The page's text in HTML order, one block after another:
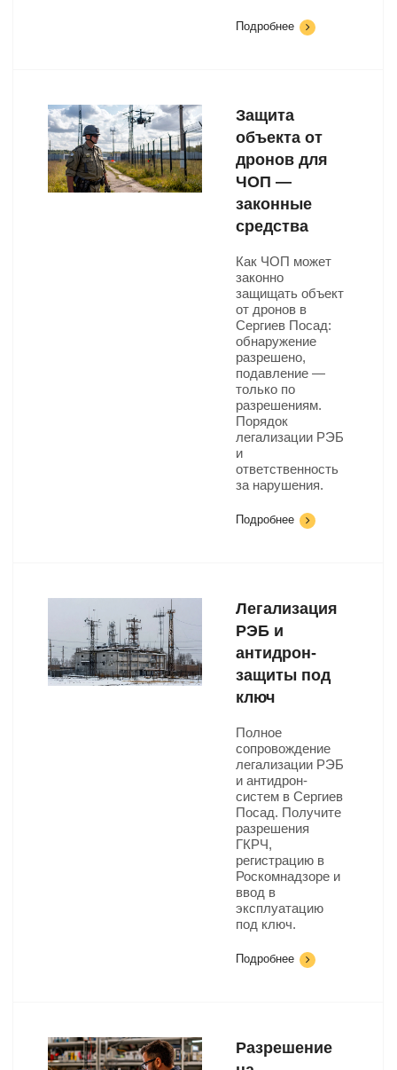
Подробнее
Защита
объекта от
дронов для
ЧОП —
законные
средства
Как ЧОП может
законно
защищать объект
от дронов в
Сергиев Посад:
обнаружение
разрешено,
подавление —
только по
разрешениям.
Порядок
легализации РЭБ
и
ответственность
за нарушения.
Подробнее
Легализация
РЭБ и
антидрон-
защиты под
ключ
Полное
сопровождение
легализации РЭБ
и антидрон-
систем в Сергиев
Посад. Получите
разрешения
ГКРЧ,
регистрацию в
Роскомнадзоре и
ввод в
эксплуатацию
под ключ.
Подробнее
Разрешение